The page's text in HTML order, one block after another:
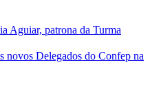
Aguiar, patrona da Turma
novos Delegados do Confep na